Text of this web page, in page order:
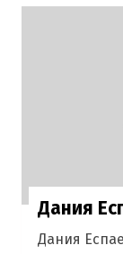
Дания
Дания